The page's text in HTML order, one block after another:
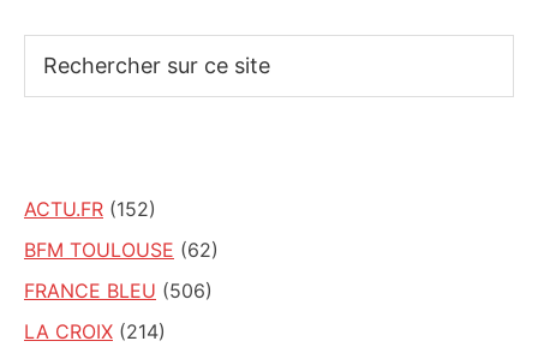
sur
ACTU.FR (152)
BFM TOULOUSE (62)
FRANCE BLEU (506)
LA CROIX (214)